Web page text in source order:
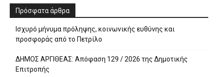
Πρόσφατα άρθρα
Ισχυρό μήνυμα πρόληψης, κοινωνικής ευθύνης και
προσφοράς από το Πετρίλο
ΔΗΜΟΣ ΑΡΓΙΘΕΑΣ: Απόφαση 129 / 2026 της Δημοτικής
Επιτροπής